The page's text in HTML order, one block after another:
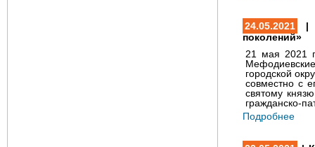
24.05.2021
|
поколений»
21 мая 2021
городской
совместно с
святому
гражданско-
Подробнее